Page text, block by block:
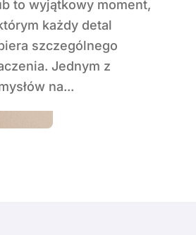
każdy detal
szczególnego
Jednym z
na...